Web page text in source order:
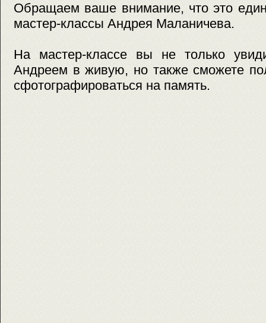
Обращаем ваше внимание, что это
мастер-классы Андрея Маланичева.
На мастер-классе вы не только
Андреем в живую, но также сможете
сфотографироваться на память.